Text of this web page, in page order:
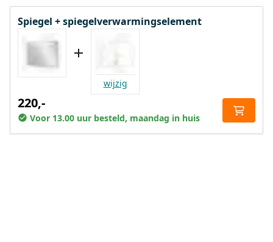
Spiegel + spiegelverwarmingselement
wijzig
220,-
Voor 13.00 uur besteld, maandag in huis